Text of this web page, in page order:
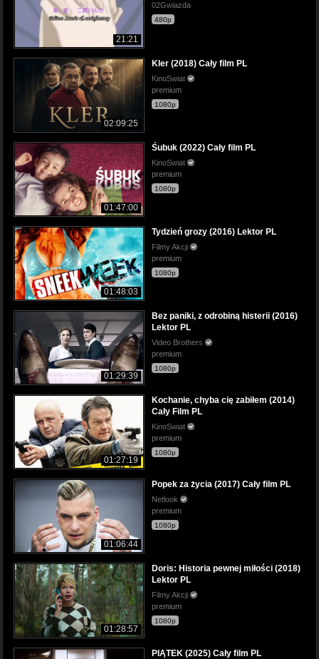
21:21
02Gwiazda
480p
02:09:25
Kler (2018) Cały film PL
KinoSwiat
premium
1080p
01:47:00
Śubuk (2022) Cały film PL
KinoSwiat
premium
1080p
01:48:03
Tydzień grozy (2016) Lektor PL
Filmy Akcji
premium
1080p
01:29:39
Bez paniki, z odrobiną histerii (2016)
Lektor PL
Video Brothers
premium
1080p
01:27:19
Kochanie, chyba cię zabiłem (2014)
Cały Film PL
KinoSwiat
premium
1080p
01:06:44
Popek za życia (2017) Cały film PL
Netlook
premium
1080p
01:28:57
Doris: Historia pewnej miłości (2018)
Lektor PL
Filmy Akcji
premium
1080p
PIĄTEK (2025) Cały film PL